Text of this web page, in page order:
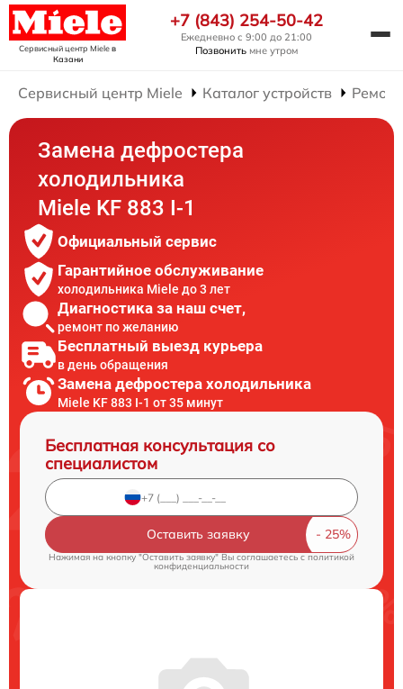
Сервисный центр Mieleв
Казани
+7 (843) 254-50-42
Ежедневно с 9:00 до 21:00
Позвонить мне утром
Сервисный центр Miele Каталог устройств
Замена дефростера
холодильника
Miele KF 883 I-1
Официальный сервис
Гарантийное обслуживание
холодильника Miele до 3 лет
Диагностика за наш счет,
ремонт по желанию
Бесплатный выезд курьера
в день обращения
Замена дефростера холодильника
Miele KF 883 I-1 от 35 минут
Бесплатная консультация со
специалистом
Оставить заявку
Нажимая на кнопку "Оставить заявку" Вы соглашаетесь cполитикой
конфиденциальности